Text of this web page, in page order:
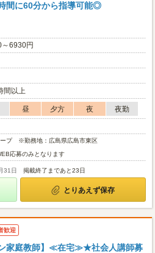
間に60分から指導可能◎
6930円
間以上
昼 夕方 夜
夜勤
ープ ※勤務地：広島県広島市東区
応募のみとなります
31日 掲載終了まであと23日
とりあえず保存
歓迎
ン家庭教師】≪在宅≫★社会人講師募